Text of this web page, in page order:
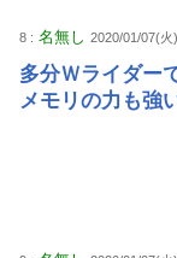
8 : 名無し 2020/01/07(
多分Ｗライダー
メモリの力も強